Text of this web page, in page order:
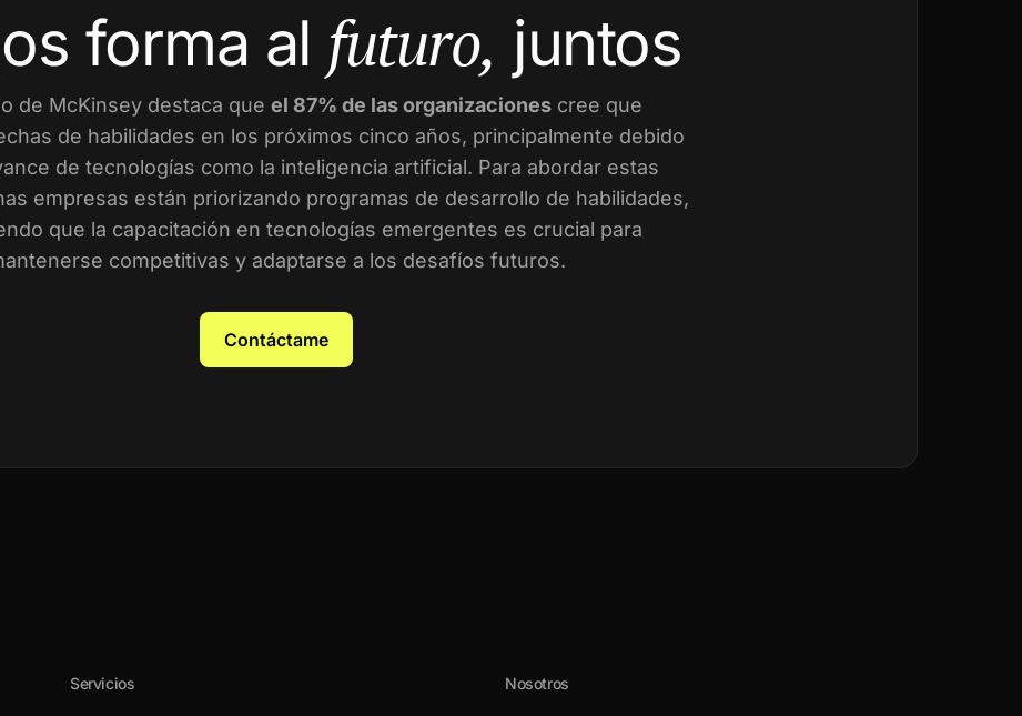
forma al futuro, juntos
de McKinsey destaca que el 87% de las organizaciones cree que
de habilidades en los próximos cinco años, principalmente debido
de tecnologías como la inteligencia artificial. Para abordar estas
empresas están priorizando programas de desarrollo de habilidades,
que la capacitación en tecnologías emergentes es crucial para
competitivas y adaptarse a los desafíos futuros.
Contáctame
Servicios Nosotros